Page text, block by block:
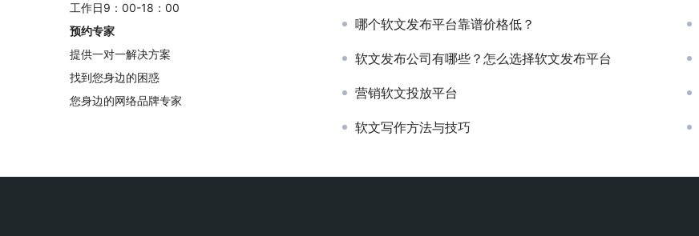
哪个软文发布平台靠谱价格低？
软文发布公司有哪些？怎么选择软文发布平台
营销软文投放平台
软文写作方法与技巧
工作日9：00-18：00
预约专家
提供一对一解决方案
找到您身边的困惑
您身边的网络品牌专家